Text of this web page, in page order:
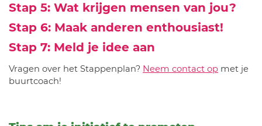
Stap 5: Wat krijgen mensen van jou?
Stap 6: Maak anderen enthousiast!
Stap 7: Meld je idee aan
Vragen over het Stappenplan? Neem contact op met je
buurtcoach!